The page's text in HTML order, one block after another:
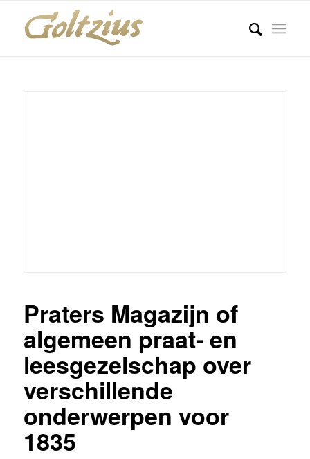
Praters Magazijn of
algemeen praat- en
leesgezelschap over
verschillende
onderwerpen voor
1835